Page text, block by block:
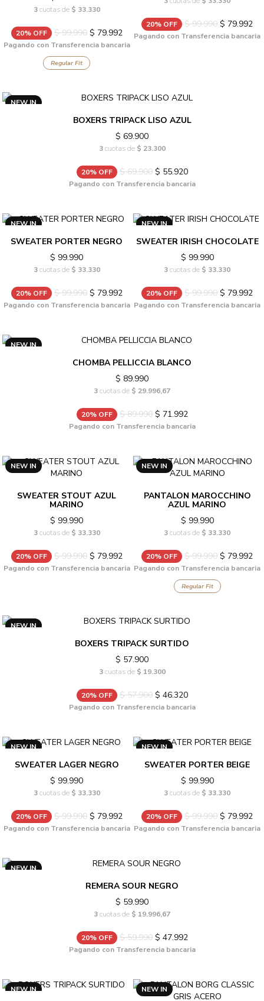
3cuotas de $ 33.330
20% OFF $ 99.990$ 79.992
Pagando con Transferencia bancaria
Regular Fit
20% OFF $ 99.990 $ 79.992
Pagando con Transferencia bancaria
NEW IN
BOXERS TRIPACK LISO AZUL
$ 69.900
3cuotas de $ 23.300
20% OFF $ 69.900$ 55.920
Pagando con Transferencia bancaria
NEW IN
SWEATER PORTER NEGRO
$ 99.990
3cuotas de $ 33.330
20% OFF $ 99.990$ 79.992
Pagando con Transferencia bancaria
NEW IN
SWEATER IRISH CHOCOLATE
$ 99.990
3cuotas de $ 33.330
20% OFF $ 99.990 $ 79.992
Pagando con Transferencia bancaria
NEW IN
CHOMBA PELLICCIA BLANCO
$ 89.990
3cuotas de $ 29.996,67
20% OFF $ 89.990$ 71.992
Pagando con Transferencia bancaria
NEW IN
SWEATER STOUT AZUL
MARINO
$ 99.990
3cuotas de $ 33.330
20% OFF $ 99.990$ 79.992
Pagando con Transferencia bancaria
NEW IN
PANTALON MAROCCHINO
AZUL MARINO
$ 99.990
3cuotas de $ 33.330
20% OFF $ 99.990 $ 79.992
Pagando con Transferencia bancaria
Regular Fit
NEW IN
BOXERS TRIPACK SURTIDO
$ 57.900
3cuotas de $ 19.300
20% OFF $ 57.900$ 46.320
Pagando con Transferencia bancaria
NEW IN
SWEATER LAGER NEGRO
$ 99.990
3cuotas de $ 33.330
20% OFF $ 99.990$ 79.992
Pagando con Transferencia bancaria
NEW IN
SWEATER PORTER BEIGE
$ 99.990
3cuotas de $ 33.330
20% OFF $ 99.990 $ 79.992
Pagando con Transferencia bancaria
NEW IN
REMERA SOUR NEGRO
$ 59.990
3cuotas de $ 19.996,67
20% OFF $ 59.990$ 47.992
Pagando con Transferencia bancaria
NEW IN NEW IN